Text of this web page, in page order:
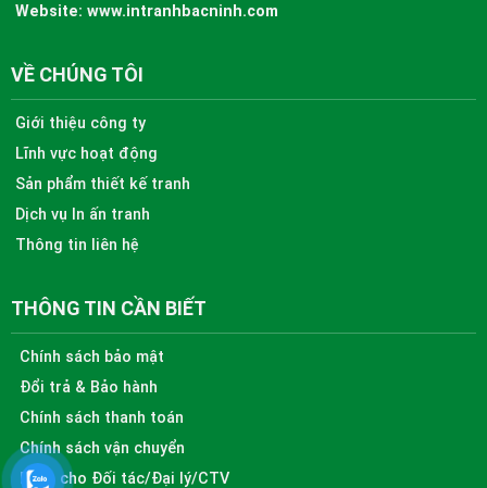
Website: www.intranhbacninh.com
VỀ CHÚNG TÔI
Giới thiệu công ty
Lĩnh vực hoạt động
Sản phẩm thiết kế tranh
Dịch vụ In ấn tranh
Thông tin liên hệ
THÔNG TIN CẦN BIẾT
Chính sách bảo mật
Đổi trả & Bảo hành
Chính sách thanh toán
Chính sách vận chuyển
Dành cho Đối tác/Đại lý/CTV